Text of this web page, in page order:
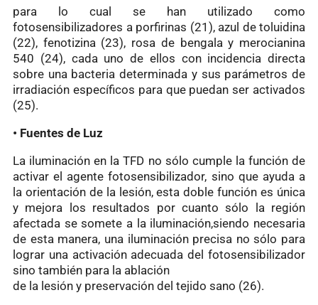
para lo cual se han utilizado como
fotosensibilizadores a porfirinas (21), azul de toluidina
(22), fenotizina (23), rosa de bengala y merocianina
540 (24), cada uno de ellos con incidencia directa
sobre una bacteria determinada y sus parámetros de
irradiación específicos para que puedan ser activados
(25).
• Fuentes de Luz
La iluminación en la TFD no sólo cumple la función de
activar el agente fotosensibilizador, sino que ayuda a
la orientación de la lesión, esta doble función es única
y mejora los resultados por cuanto sólo la región
afectada se somete a la iluminación,siendo necesaria
de esta manera, una iluminación precisa no sólo para
lograr una activación adecuada del fotosensibilizador
sino también para la ablación
de la lesión y preservación del tejido sano (26).